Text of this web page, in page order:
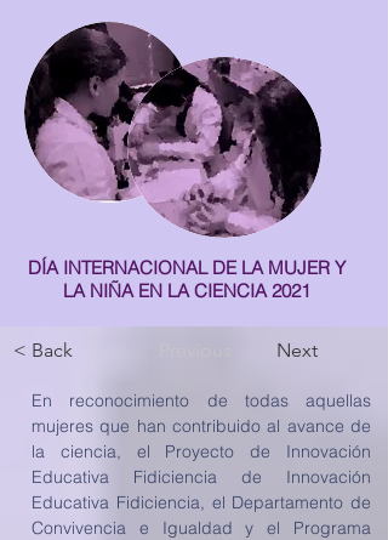
DÍA INTERNACIONAL DE LA MUJER Y
LA NIÑA EN LA CIENCIA 2021
< Back Next
En reconocimiento de todas aquellas
mujeres que han contribuido al avance de
la ciencia, el Proyecto de Innovación
Educativa Fidiciencia de Innovación
Educativa Fidiciencia, el Departamento de
Convivencia e Igualdad y el Programa